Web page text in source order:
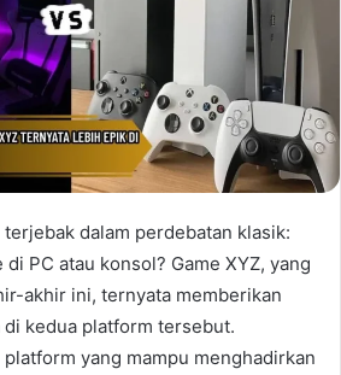
dalam perdebatan klasik:
PC atau konsol? Game XYZ, yang
akhir ini, ternyata memberikan
kedua platform tersebut.
yang mampu menghadirkan